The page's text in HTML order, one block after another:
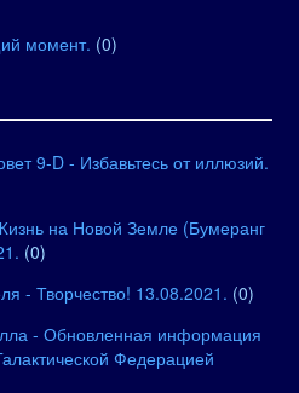
момент. (0)
9-D - Избавьтесь от иллюзий.
на Новой Земле (Бумеранг
(0)
- Творчество! 13.08.2021. (0)
- Обновленная информация
Федерацией